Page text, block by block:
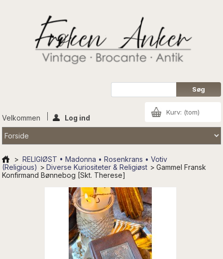
Kurv: (tom)
Velkommen Log ind
> RELIGIØST • Madonna • Rosenkrans • Votiv
(Religious) > Diverse Kuriositeter & Religiøst > Gammel Fransk
Konfirmand Bønnebog [Skt. Therese]